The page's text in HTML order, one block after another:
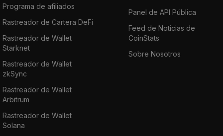
Programa de afiliados
Rastreador de Cartera DeFi
Rastreador de Wallet
Starknet
Rastreador de Wallet
zkSync
Rastreador de Wallet
Arbitrum
Rastreador de Wallet
Solana
Panel de API Pública
Feed de Noticias de
CoinStats
Sobre Nosotros